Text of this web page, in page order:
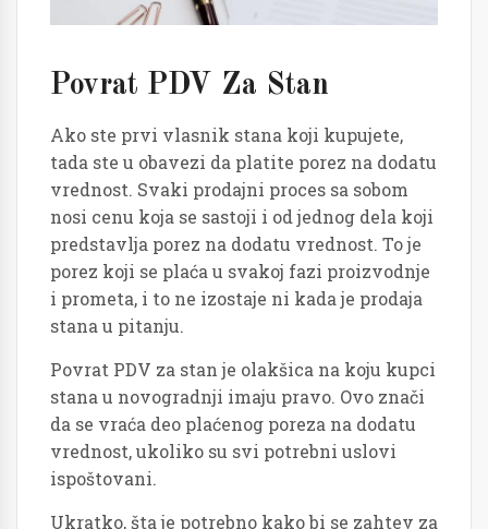
Povrat PDV Za Stan
Ako ste prvi vlasnik stana koji kupujete,
tada ste u obavezi da platite porez na dodatu
vrednost. Svaki prodajni proces sa sobom
nosi cenu koja se sastoji i od jednog dela koji
predstavlja porez na dodatu vrednost. To je
porez koji se plaća u svakoj fazi proizvodnje
i prometa, i to ne izostaje ni kada je prodaja
stana u pitanju.
Povrat PDV za stan je olakšica na koju kupci
stana u novogradnji imaju pravo. Ovo znači
da se vraća deo plaćenog poreza na dodatu
vrednost, ukoliko su svi potrebni uslovi
ispoštovani.
Ukratko, šta je potrebno kako bi se zahtev za